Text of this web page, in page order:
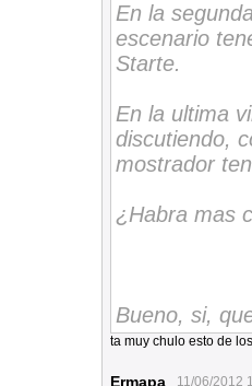
En la
escenario
Starte.
En la ultima
discutiendo,
mostrador
¿Habra mas
Bueno, si,
ta muy chulo esto de
Ermapa 11/06/2012